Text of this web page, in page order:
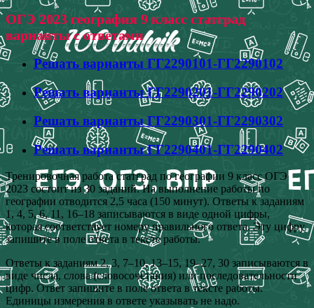
ОГЭ 2023 география 9 класс статград
варианты с ответами
Решать варианты ГГ2290101-ГГ2290102
Решать варианты ГГ2290201-ГГ2290202
Решать варианты ГГ2290301-ГГ2290302
Решать варианты ГГ2290401-ГГ2290402
Тренировочная работа статград по географии 9 класс ОГЭ
2023 состоит из 30 заданий. На выполнение работы по
географии отводится 2,5 часа (150 минут). Ответы к заданиям
1, 4, 5, 6, 11, 16–18 записываются в виде одной цифры,
которая соответствует номеру правильного ответа. Эту цифру
запишите в поле ответа в тексте работы.
Ответы к заданиям 2, 3, 7–10, 13–15, 19–27, 30 записываются в
виде числа, слова (словосочетания) или последовательности
цифр. Ответ запишите в поле ответа в тексте работы.
Единицы измерения в ответе указывать не надо.